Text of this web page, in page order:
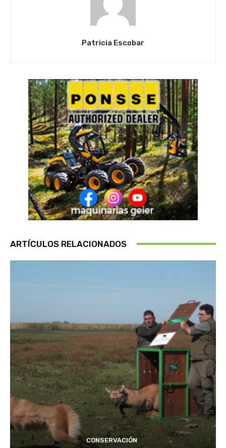
Patricia Escobar
ARTÍCULOS RELACIONADOS
CONSERVACIÓN